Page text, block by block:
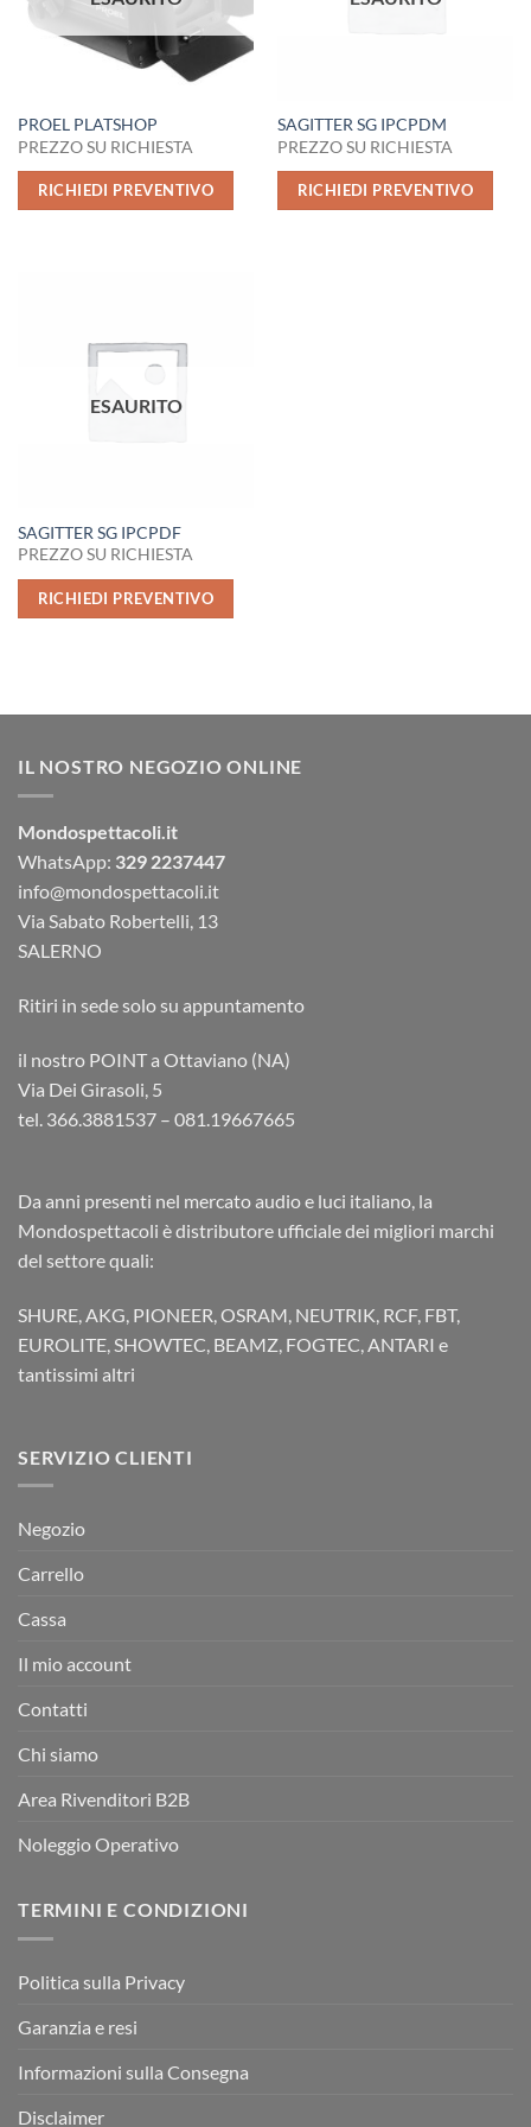
PROEL PLATSHOP
PREZZO SU RICHIESTA
RICHIEDI PREVENTIVO
SAGITTER SG IPCPDM
PREZZO SU RICHIESTA
RICHIEDI PREVENTIVO
ESAURITO
SAGITTER SG IPCPDF
PREZZO SU RICHIESTA
RICHIEDI PREVENTIVO
IL NOSTRO NEGOZIO ONLINE
Mondospettacoli.it
WhatsApp: 329 2237447
info@mondospettacoli.it
Via Sabato Robertelli, 13
SALERNO
Ritiri in sede solo su appuntamento
il nostro POINT a Ottaviano (NA)
Via Dei Girasoli, 5
tel. 366.3881537 – 081.19667665
Da anni presenti nel mercato audio e luci italiano, la
Mondospettacoli è distributore ufficiale dei migliori marchi
del settore quali:
SHURE, AKG, PIONEER, OSRAM, NEUTRIK, RCF, FBT,
EUROLITE, SHOWTEC, BEAMZ, FOGTEC, ANTARI e
tantissimi altri
SERVIZIO CLIENTI
Negozio
Carrello
Cassa
Il mio account
Contatti
Chi siamo
Area Rivenditori B2B
Noleggio Operativo
TERMINI E CONDIZIONI
Politica sulla Privacy
Garanzia e resi
Informazioni sulla Consegna
Disclaimer